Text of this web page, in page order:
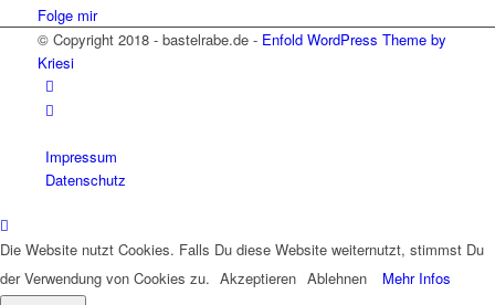
Folge mir
© Copyright 2018 - bastelrabe.de - Enfold WordPress Theme by
Kriesi
Impressum
Datenschutz
Die Website nutzt Cookies. Falls Du diese Website weiternutzt, stimmst Du
der Verwendung von Cookies zu. Akzeptieren Ablehnen Mehr Infos